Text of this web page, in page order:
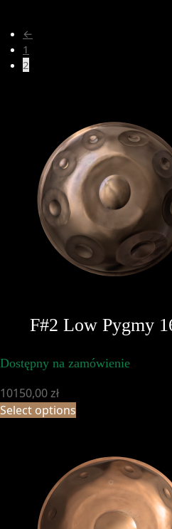
←
1
2
F#2 Low Pygmy
Dostępny na zamówienie
10150,00zł
Select options